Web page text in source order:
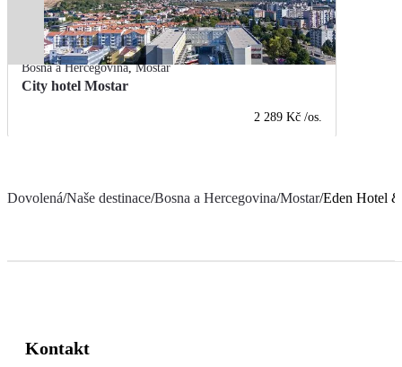
Bosna a Hercegovina,Mostar
City hotel Mostar
2 289 Kč /os.
Dovolená/Naše destinace/Bosna a Hercegovina/Mostar/Eden Hotel
Kontakt